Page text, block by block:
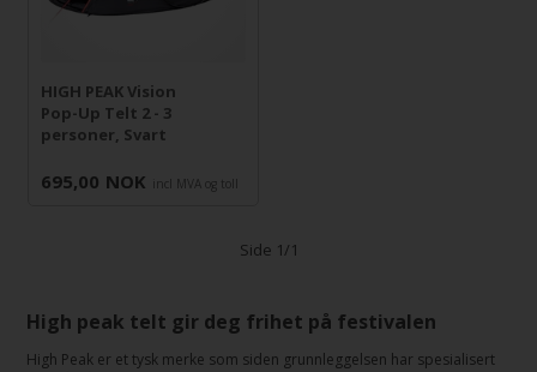
HIGH PEAK Vision
Pop-Up Telt 2 - 3
personer, Svart
695,00 NOK incl MVA og toll
Side 1/1
High peak telt gir deg frihet på festivalen
High Peak er et tysk merke som siden grunnleggelsen har spesialisert